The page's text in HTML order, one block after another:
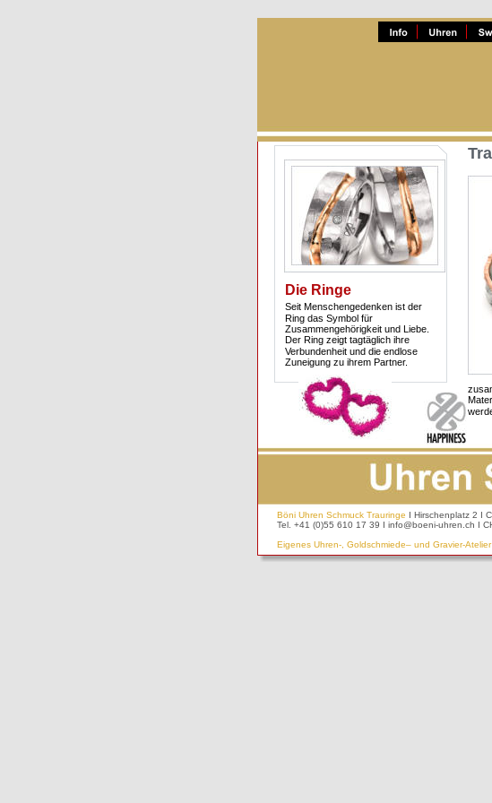
Böni Uhren Schmuck Trauringe I Hirschenplatz 2 I
Tel. +41 (0)55 610 17 39 I info@boeni-uhren.ch I
Eigenes Uhren-, Goldschmiede– und Gravier-
Die Ringe
Seit Menschengedenken ist der
Ring das Symbol für
Zusammengehörigkeit und Liebe.
Der Ring zeigt tagtäglich ihre
Verbundenheit und die endlose
Zuneigung zu ihrem Partner.